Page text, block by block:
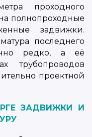
проходного
полнопроходные
задвижки.
последнего
редко, а её
трубопроводов
проектной
ЗАДВИЖКИ И